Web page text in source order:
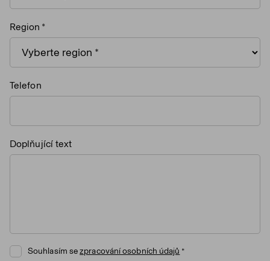
Region
Telefon
Doplňující text
Souhlasím sezpracování osobních údajů